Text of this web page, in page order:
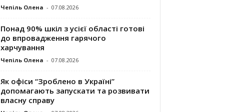
Чепіль Олена - 07.08.2026
Понад 90% шкіл з усієї області готові
до впровадження гарячого
харчування
Чепіль Олена - 07.08.2026
Як офіси “Зроблено в Україні”
допомагають запускaти та розвивати
власну справу